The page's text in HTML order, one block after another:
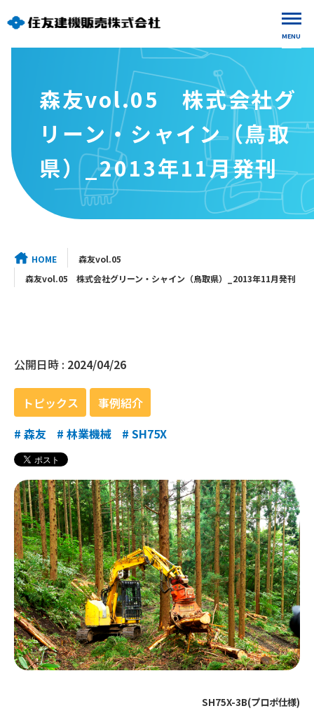
MENU
森友vol.05 株式会社グ
リーン・シャイン（鳥取
県）_2013年11月発刊
HOME
森友vol.05
森友vol.05 株式会社グリーン・シャイン（鳥取県）_2013年11月発刊
公開日時 : 2024/04/26
トピックス
事例紹介
# 森友 # 林業機械 # SH75X
SH75X-3B(プロポ仕様)